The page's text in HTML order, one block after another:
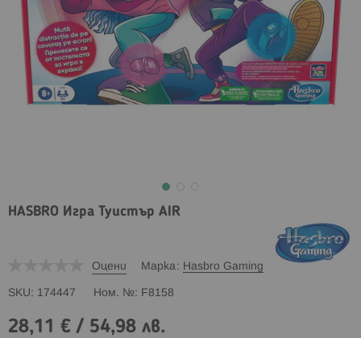
HASBRO Игра Туистър AIR
Оцени Марка Hasbro Gaming
SKU 174447 Ном. № F8158
28,11 € / 54,98 лв.